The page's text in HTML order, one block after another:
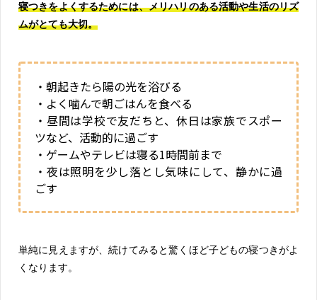
寝つきをよくするためには、メリハリのある活動や生活のリズ
ムがとても大切。
・朝起きたら陽の光を浴びる
・よく噛んで朝ごはんを食べる
・昼間は学校で友だちと、休日は家族でスポー
ツなど、活動的に過ごす
・ゲームやテレビは寝る1時間前まで
・夜は照明を少し落とし気味にして、静かに過
ごす
単純に見えますが、続けてみると驚くほど子どもの寝つきがよ
くなります。